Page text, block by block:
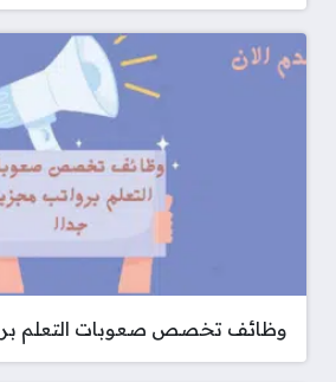
وظائف تخصص صعوبات التعلم